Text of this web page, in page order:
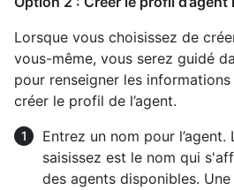
Lorsque vous choisissez de
vous-même, vous serez guidé
pour renseigner les
créer le profil de l’agent.
Entrez un nom pour
saisissez est le nom qui
des agents disponibles.